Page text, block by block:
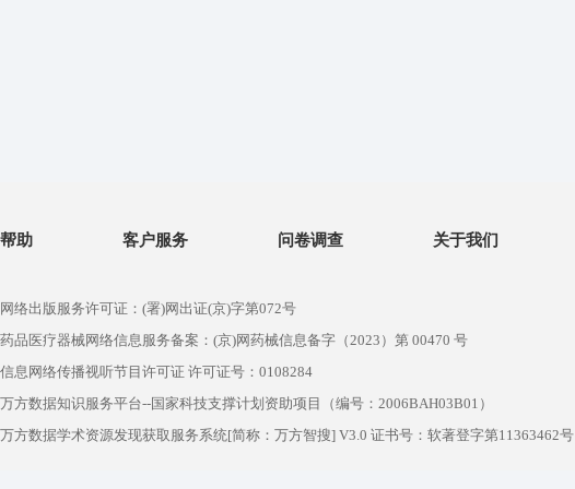
帮助 客户服务 问卷调查 关于我们
网络出版服务许可证：(署)网出证(京)字第072号
药品医疗器械网络信息服务备案：(京)网药械信息备字（2023）第 00470 号
信息网络传播视听节目许可证 许可证号：0108284
万方数据知识服务平台--国家科技支撑计划资助项目（编号：2006BAH03B01）
万方数据学术资源发现获取服务系统[简称：万方智搜] V3.0 证书号：软著登字第11363462号